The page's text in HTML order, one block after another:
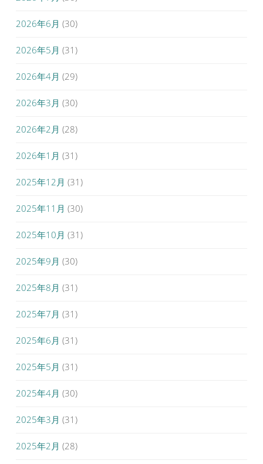
2026年6月 (30)
2026年5月 (31)
2026年4月 (29)
2026年3月 (30)
2026年2月 (28)
2026年1月 (31)
2025年12月 (31)
2025年11月 (30)
2025年10月 (31)
2025年9月 (30)
2025年8月 (31)
2025年7月 (31)
2025年6月 (31)
2025年5月 (31)
2025年4月 (30)
2025年3月 (31)
2025年2月 (28)